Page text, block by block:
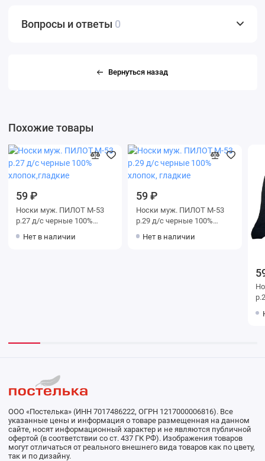
Вопросы и ответы 0
Вернуться назад
Похожие товары
59 ₽
Носки муж. ПИЛОТ М-53
р.27 д/с черные 100%
Нет в наличии
59 ₽
Носки муж. ПИЛОТ М-53
р.29 д/с черные 100%
Нет в наличии
ООО «Постелька» (ИНН 7017486222, ОГРН 1217000006816). Все
указанные цены и информация о товаре размещенная на данном
сайте, носят информационный характер и не являются публичной
офертой (в соответствии со ст. 437 ГК РФ). Изображения товаров
могут отличаться от реального внешнего вида товаров как по цвету,
так и по дизайну.